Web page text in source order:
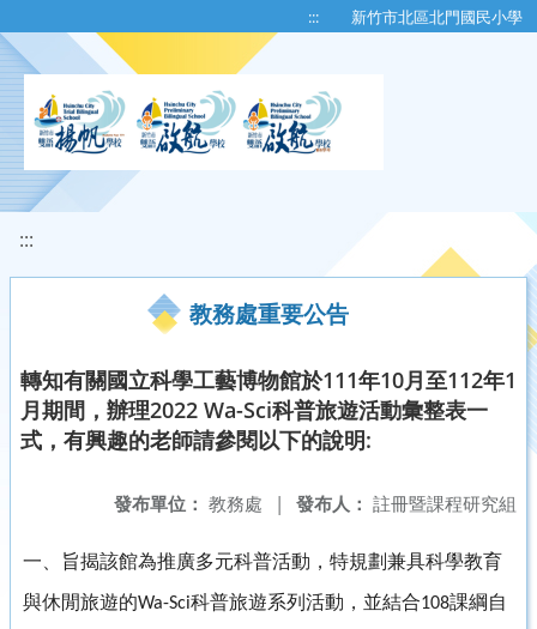
::: 新竹市北區北門國民小學
:::
教務處重要公告
轉知有關國立科學工藝博物館於111年10月至112年1
月期間，辦理2022 Wa-Sci科普旅遊活動彙整表一
式，有興趣的老師請參閱以下的說明:
發布人： 註冊暨課程研究組
發布單位： 教務處 |
一、旨揭該館為推廣多元科普活動，特規劃兼具科學教育
與休閒旅遊的Wa-Sci科普旅遊系列活動，並結合108課綱自